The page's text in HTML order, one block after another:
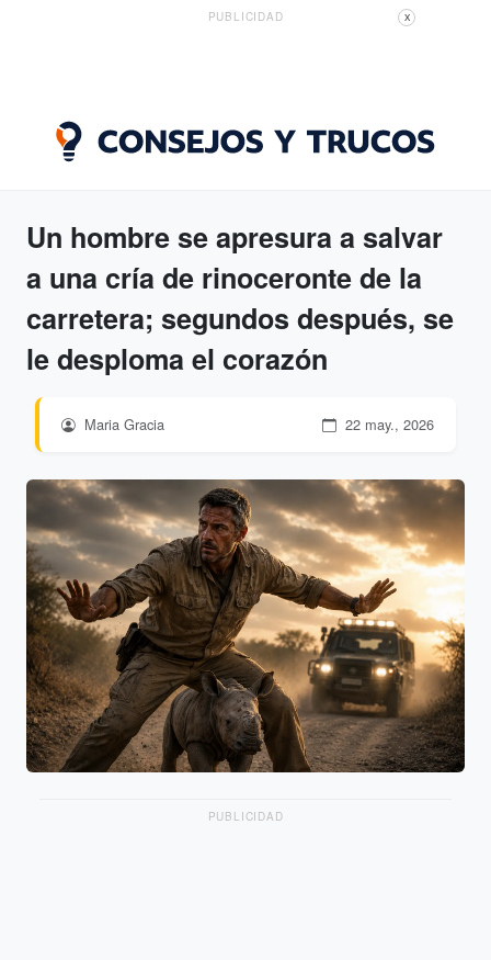
PUBLICIDAD X
Un hombre se apresura a salvar
a una cría de rinoceronte de la
carretera; segundos después, se
le desploma el corazón
Maria Gracia 22 may., 2026
PUBLICIDAD